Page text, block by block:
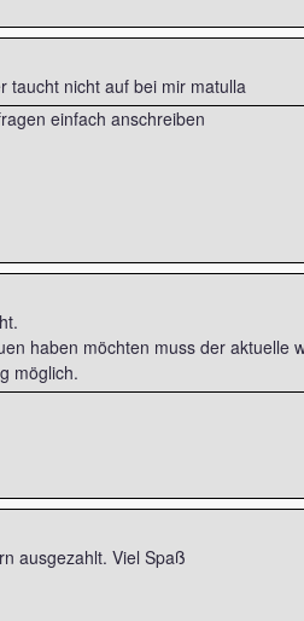
taucht nicht auf bei mir matulla
einfach anschreiben
haben möchten muss der aktuelle
möglich.
ausgezahlt. Viel Spaß